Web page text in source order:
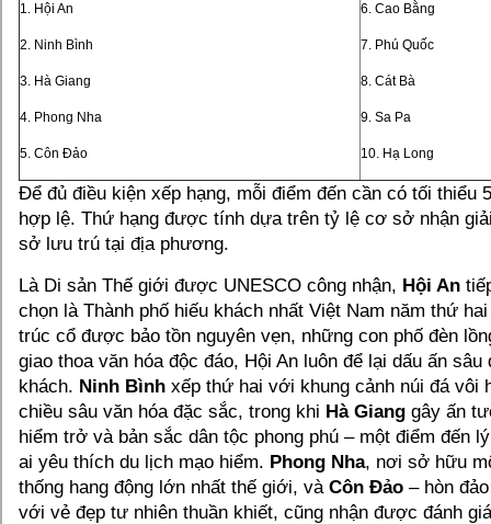
1. Hội An
2. Ninh Bình
3. Hà Giang
4. Phong Nha
5. Côn Đảo
6. Cao Bằng
7. Phú Quốc
8. Cát Bà
9. Sa Pa
10. Hạ Long
Để đủ điều kiện xếp hạng, mỗi điểm đến cần có tối thiểu
hợp lệ. Thứ hạng được tính dựa trên tỷ lệ cơ sở nhận
sở lưu trú tại địa phương.
Là Di sản Thế giới được UNESCO công nhận, Hội An
chọn là Thành phố hiếu khách nhất Việt Nam năm thứ
trúc cổ được bảo tồn nguyên vẹn, những con phố đèn
giao thoa văn hóa độc đáo, Hội An luôn để lại dấu ấn sâu
khách. Ninh Bình xếp thứ hai với khung cảnh núi đá vôi
chiều sâu văn hóa đặc sắc, trong khi Hà Giang gây ấn
hiểm trở và bản sắc dân tộc phong phú – một điểm đến
ai yêu thích du lịch mạo hiểm. Phong Nha, nơi sở hữu
thống hang động lớn nhất thế giới, và Côn Đảo – hòn
với vẻ đẹp tư nhiên thuần khiết, cũng nhận được đánh